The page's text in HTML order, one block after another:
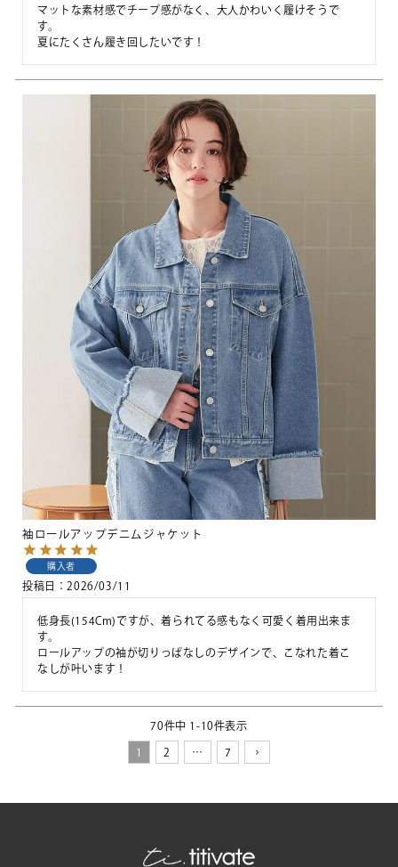
マットな素材感でチープ感がなく、大人かわいく履けそうで
す。
夏にたくさん履き回したいです！
袖ロールアップデニムジャケット
購入者
投稿日 2026/03/11
低身長(154Cm)ですが、着られてる感もなく可愛く着用出来ま
す。
ロールアップの袖が切りっぱなしのデザインで、こなれた着こ
なしが叶います！
70件中 1 -10件表示
1 2 … 7